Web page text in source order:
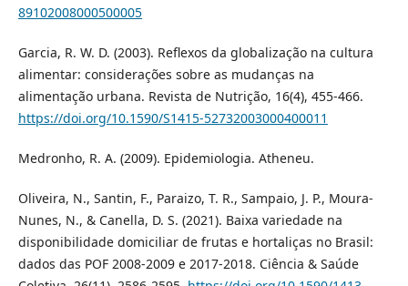
89102008000500005
Garcia, R. W. D. (2003). Reflexos da globalização na cultura
alimentar: considerações sobre as mudanças na
alimentação urbana. Revista de Nutrição, 16(4), 455-466.
https://doi.org/10.1590/S1415-52732003000400011
Medronho, R. A. (2009). Epidemiologia. Atheneu.
Oliveira, N., Santin, F., Paraizo, T. R., Sampaio, J. P., Moura-
Nunes, N., & Canella, D. S. (2021). Baixa variedade na
disponibilidade domiciliar de frutas e hortaliças no Brasil:
dados das POF 2008-2009 e 2017-2018. Ciência & Saúde